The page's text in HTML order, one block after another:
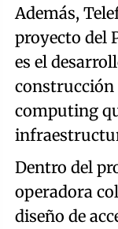
Además,
proyecto del
es el
construcción
computing
Dentro del
operadora
diseño de